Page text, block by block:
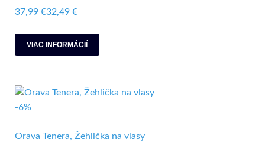
37,99 €32,49 €
VIAC INFORMÁCIÍ
-6%
Orava Tenera, Žehlička na vlasy